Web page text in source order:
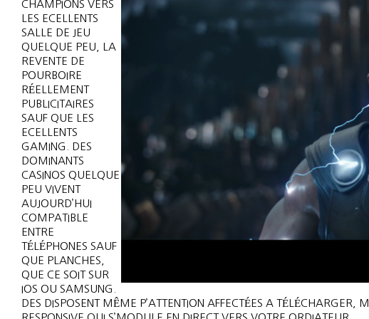
CHAMPIONS VERS
LES ECELLENTS
SALLE DE JEU
QUELQUE PEU, LA
REVENTE DE
POURBOIRE
RÉELLEMENT
PUBLICITAIRES
SAUF QUE LES
ECELLENTS
GAMING. DES
DOMINANTS
CASINOS QUELQUE
PEU VIVENT
AUJOURD’HUI
COMPATIBLE
ENTRE
TÉLÉPHONES SAUF
QUE PLANCHES,
QUE CE SOIT SUR
IOS OU SAMSUNG.
DES DISPOSENT MÊME P’ATTENTION AFFECTÉES A TÉLÉCHARGER,